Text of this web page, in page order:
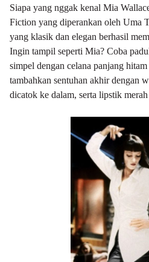
Siapa yang nggak kenal Mia
Fiction yang diperankan oleh Uma
yang klasik dan elegan berhasil
Ingin tampil seperti Mia? Coba
simpel dengan celana panjang
tambahkan sentuhan akhir dengan
dicatok ke dalam, serta lipstik